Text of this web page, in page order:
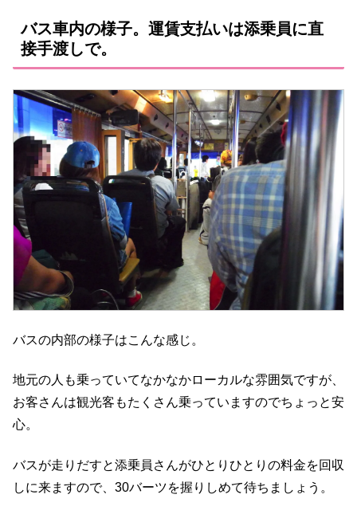
バス車内の様子。運賃支払いは添乗員に直
接手渡しで。
バスの内部の様子はこんな感じ。
地元の人も乗っていてなかなかローカルな雰囲気ですが、
お客さんは観光客もたくさん乗っていますのでちょっと安
心。
バスが走りだすと添乗員さんがひとりひとりの料金を回収
しに来ますので、30バーツを握りしめて待ちましょう。